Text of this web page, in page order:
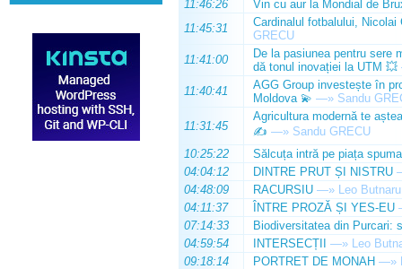
11:46:26
Vin cu aur la Mondial de
11:45:31
Cardinalul fotbalului,
GRECU
11:41:00
De la pasiunea pentru sere
dă tonul inovației la UTM 💥
11:40:41
AGG Group investește în
Moldova 💫 —» Sandu
11:31:45
Agricultura modernă te
✍️ —» Sandu GRECU
10:25:22
Sălcuța intră pe piața
04:04:12
DINTRE PRUT ȘI NISTRU
04:48:09
RACURSIU —» Leo Butnaru
04:11:37
ÎNTRE PROZĂ ȘI YES-EU
07:14:33
Biodiversitatea din Purcari:
04:59:54
INTERSECȚII —» Leo
09:18:14
PORTRET DE MONAH —»